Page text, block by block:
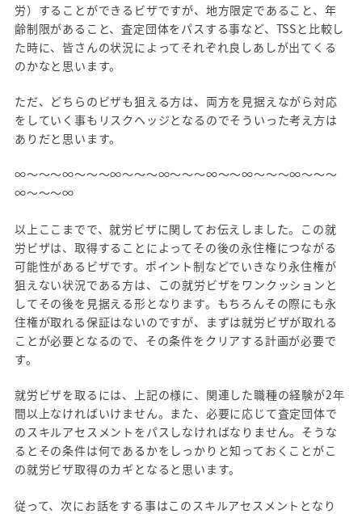
労）することができるビザですが、地方限定であること、年
齢制限があること、査定団体をパスする事など、TSSと比較し
た時に、皆さんの状況によってそれぞれ良しあしが出てくる
のかなと思います。
ただ、どちらのビザも狙える方は、両方を見据えながら対応
をしていく事もリスクヘッジとなるのでそういった考え方は
ありだと思います。
∞～～～∞～～～∞～～～∞～～～∞～～∞～～～∞～～～
∞～～～∞
以上ここまでで、就労ビザに関してお伝えしました。この就
労ビザは、取得することによってその後の永住権につながる
可能性があるビザです。ポイント制などでいきなり永住権が
狙えない状況である方は、この就労ビザをワンクッションと
してその後を見据える形となります。もちろんその際にも永
住権が取れる保証はないのですが、まずは就労ビザが取れる
ことが必要となるので、その条件をクリアする計画が必要で
す。
就労ビザを取るには、上記の様に、関連した職種の経験が2年
間以上なければいけません。また、必要に応じて査定団体で
のスキルアセスメントをパスしなければなりません。そうな
るとその条件は何であるかをしっかりと知っておくことがこ
の就労ビザ取得のカギとなると思います。
従って、次にお話をする事はこのスキルアセスメントとなり